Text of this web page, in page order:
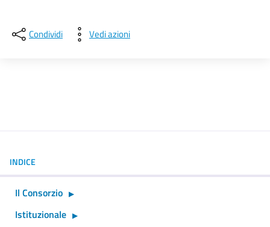
Condividi Vedi azioni
INDICE
Il Consorzio
Istituzionale